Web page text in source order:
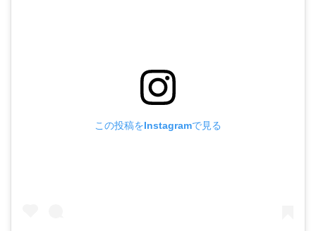
この投稿をInstagramで見る